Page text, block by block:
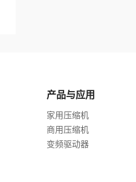
产品与应用
家用压缩机
商用压缩机
变频驱动器